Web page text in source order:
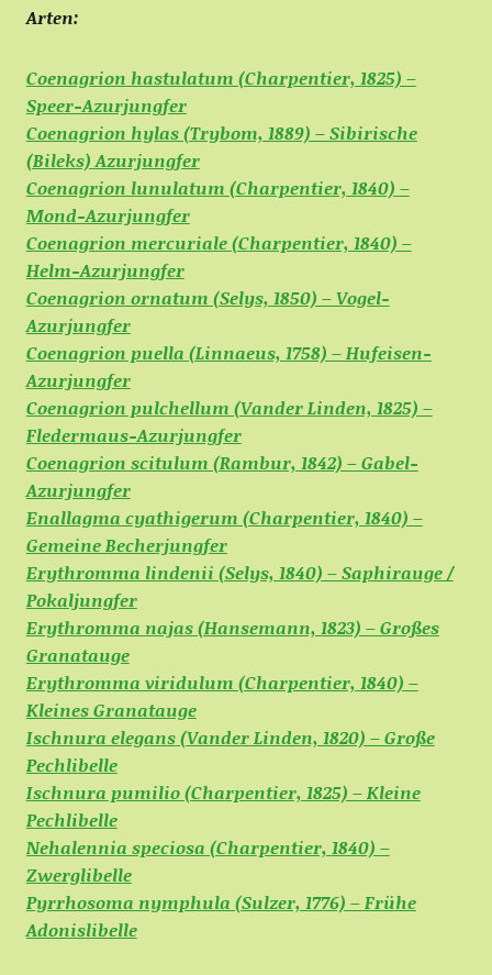
Arten:
Coenagrion hastulatum (Charpentier, 1825) –
Speer-Azurjungfer
Coenagrion hylas (Trybom, 1889) – Sibirische
(Bileks) Azurjungfer
Coenagrion lunulatum (Charpentier, 1840) –
Mond-Azurjungfer
Coenagrion mercuriale (Charpentier, 1840) –
Helm-Azurjungfer
Coenagrion ornatum (Selys, 1850) – Vogel-
Azurjungfer
Coenagrion puella (Linnaeus, 1758) – Hufeisen-
Azurjungfer
Coenagrion pulchellum (Vander Linden, 1825) –
Fledermaus-Azurjungfer
Coenagrion scitulum (Rambur, 1842) – Gabel-
Azurjungfer
Enallagma cyathigerum (Charpentier, 1840) –
Gemeine Becherjungfer
Erythromma lindenii (Selys, 1840) – Saphirauge /
Pokaljungfer
Erythromma najas (Hansemann, 1823) – Großes
Granatauge
Erythromma viridulum (Charpentier, 1840) –
Kleines Granatauge
Ischnura elegans (Vander Linden, 1820) – Große
Pechlibelle
Ischnura pumilio (Charpentier, 1825) – Kleine
Pechlibelle
Nehalennia speciosa (Charpentier, 1840) –
Zwerglibelle
Pyrrhosoma nymphula (Sulzer, 1776) – Frühe
Adonislibelle